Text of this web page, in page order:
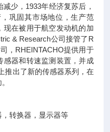
少，1933年经济复苏后，
巩固其市场地位，生产范
现在被用于航空发动机的加
& Research公司接管了R
，RHEINTACHO提供用于
感器和转速监测装置，并成
推出了新的传感器系列，在
转换器，显示器等